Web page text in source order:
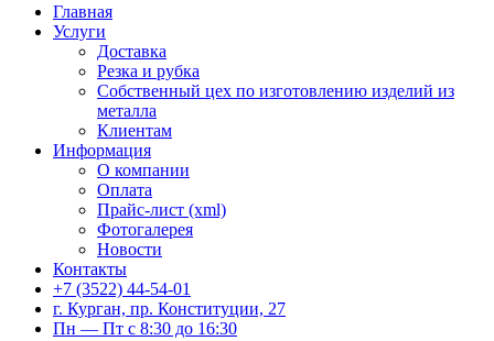
Главная
Услуги
Доставка
Резка и рубка
Собственный цех по изготовлению изделий из
металла
Клиентам
Информация
О компании
Оплата
Прайс-лист (xml)
Фотогалерея
Новости
Контакты
+7 (3522) 44-54-01
г. Курган, пр. Конституции, 27
Пн — Пт с 8:30 до 16:30